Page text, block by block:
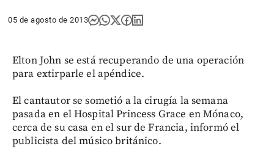
05 de agosto de 2013
Elton John se está recuperando de una operación
para extirparle el apéndice.
El cantautor se sometió a la cirugía la semana
pasada en el Hospital Princess Grace en Mónaco,
cerca de su casa en el sur de Francia, informó el
publicista del músico británico.